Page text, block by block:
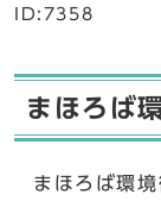
ID:7358
まほろば
まほろば環